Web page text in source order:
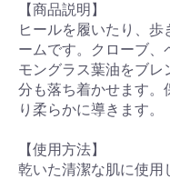
【商品説明】
ヒールを履いたり、
ームです。クローブ、
モングラス葉油をブ
分も落ち着かせます。
り柔らかに導きます。
【使用方法】
乾いた清潔な肌に使用